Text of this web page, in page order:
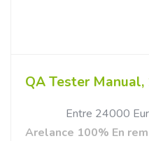
QA Tester
Entre 24000
Arelance 100% En